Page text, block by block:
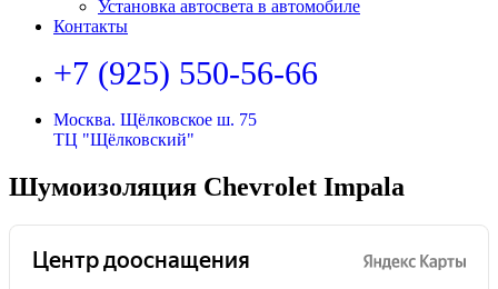
Установка автосвета в автомобиле
Контакты
+7 (925) 550-56-66
Москва. Щёлковское ш. 75
ТЦ "Щёлковский"
Шумоизоляция Chevrolet Impala